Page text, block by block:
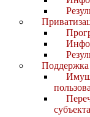
Поддержка